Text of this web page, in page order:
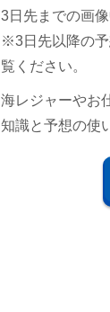
3日先までの画
※3日先以降の
覧ください。
海レジャーやお
知識と予想の使